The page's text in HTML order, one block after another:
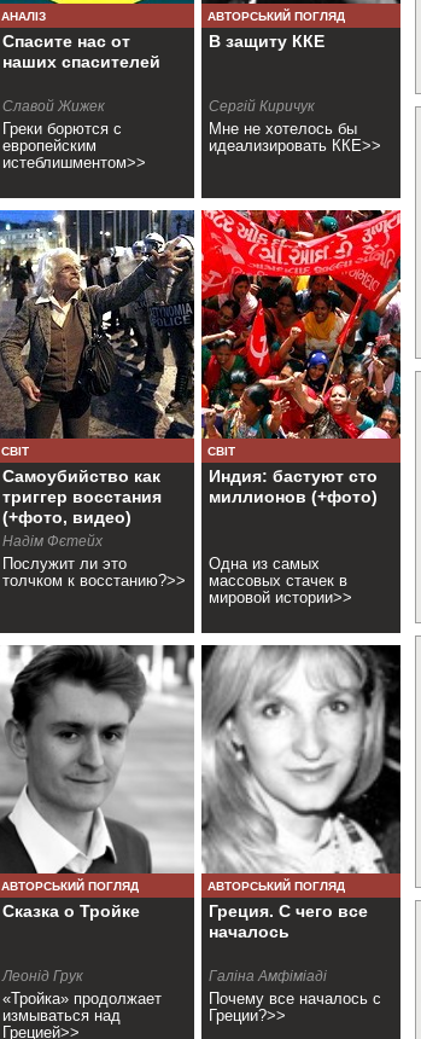
АНАЛІЗ
Спасите нас от
наших спасителей
Славой Жижек
Греки борются с
европейским
истеблишментом>>
АВТОРСЬКИЙ ПОГЛЯД
В защиту ККЕ
Сергій Киричук
Мне не хотелось бы
идеализировать ККЕ>>
СВІТ
Самоубийство как
триггер восстания
(+фото, видео)
Надім Фєтейх
Послужит ли это
толчком к восстанию?>>
СВІТ
Индия: бастуют сто
миллионов (+фото)
Одна из самых
массовых стачек в
мировой истории>>
АВТОРСЬКИЙ ПОГЛЯД
Сказка о Тройке
Леонід Грук
«Тройка» продолжает
измываться над
Грецией>>
АВТОРСЬКИЙ ПОГЛЯД
Греция. С чего все
началось
Галіна Амфіміаді
Почему все началось с
Греции?>>